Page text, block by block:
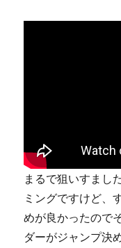
まるで狙いすまし
ミングですけど、
めが良かったので
ダーがジャンプ決